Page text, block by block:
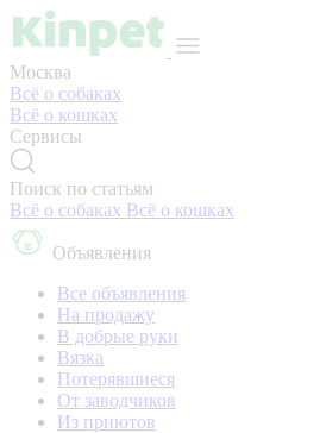
Москва
Всё о собаках
Всё о кошках
Сервисы
Поиск по статьям
Всё о собаках Всё о кошках
Объявления
Все объявления
На продажу
В добрые руки
Вязка
Потерявшиеся
От заводчиков
Из приютов